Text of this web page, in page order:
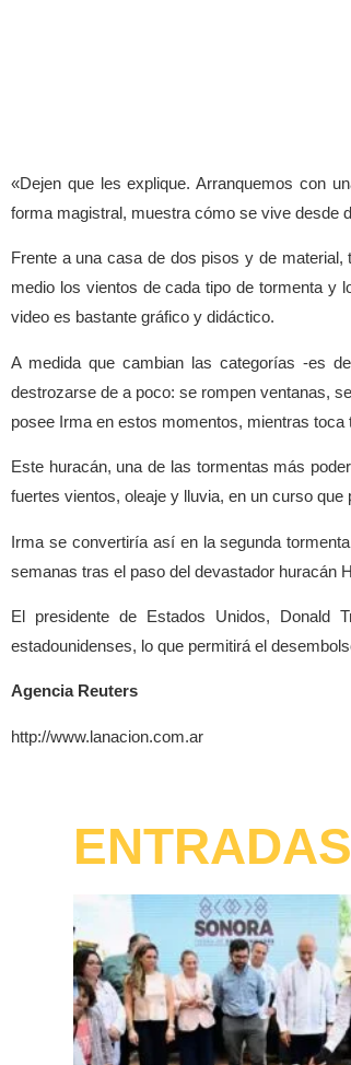
«Dejen que les explique. Arranquemos con
forma magistral, muestra cómo se vive desde
Frente a una casa de dos pisos y de
medio los vientos de cada tipo de tormenta y
video es bastante gráfico y didáctico.
A medida que cambian las categorías -es
destrozarse de a poco: se rompen ventanas,
posee Irma en estos momentos, mientras toca
Este huracán, una de las tormentas más
fuertes vientos, oleaje y lluvia, en un curso
Irma se convertiría así en la segunda
semanas tras el paso del devastador huracán
El presidente de Estados Unidos, Donald
estadounidenses, lo que permitirá el
Agencia Reuters
http://www.lanacion.com.ar